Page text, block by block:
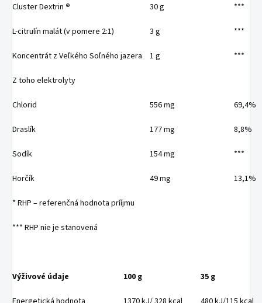
Cluster Dextrin ® 30 g ***
L-citrulín malát (v pomere 2:1) 3 g ***
Koncentrát z Veľkého Soľného jazera 1 g ***
Z toho elektrolyty
Chlorid 556 mg 69,4%
Draslík 177 mg 8,8%
Sodík 154 mg ***
Horčík 49 mg 13,1%
* RHP – referenčná hodnota prííjmu
*** RHP nie je stanovená
Výživové údaje 100 g 35 g